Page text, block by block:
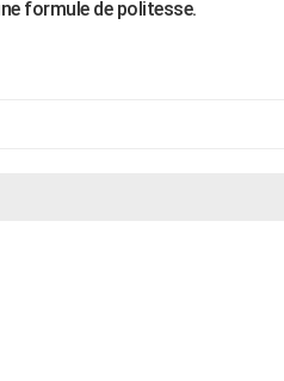
formule de politesse.